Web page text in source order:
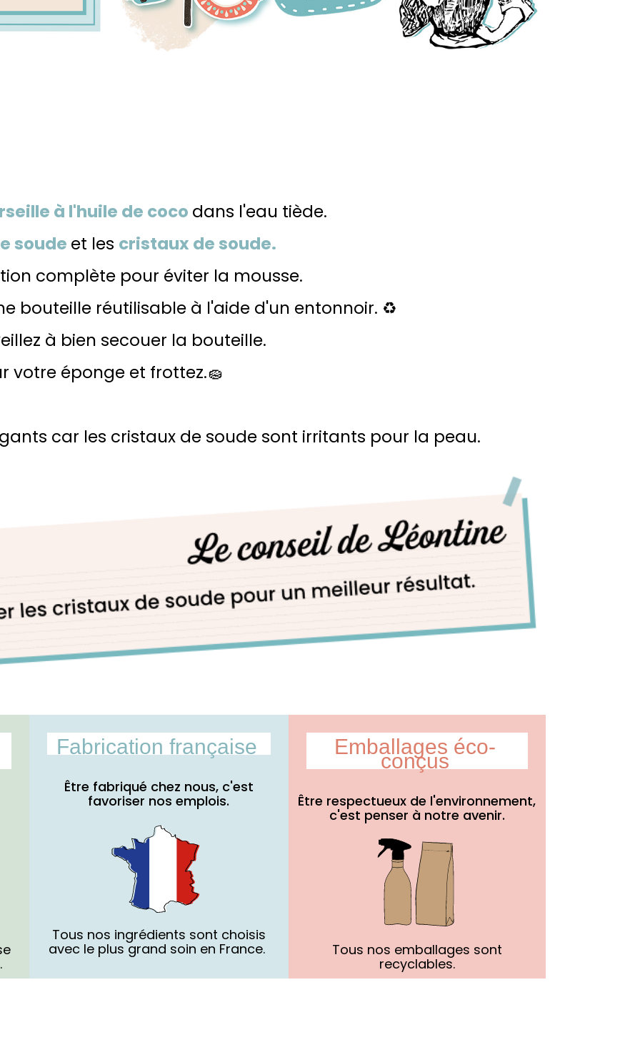
à l'huile de coco dans l'eau tiède.
soude et les cristaux de soude.
complète pour éviter la mousse.
bouteille réutilisable à l'aide d'un entonnoir. ♻️
à bien secouer la bouteille.
votre éponge et frottez.🧽
car les cristaux de soude sont irritants pour la peau.
Fabrication française
Être fabriqué chez nous, c'est
favoriser nos emplois.
Tous nos ingrédients sont choisis
avec le plus grand soin en France.
Emballages éco-
conçus
Être respectueux de l'environnement,
c'est penser à notre avenir.
Tous nos emballages sont
recyclables.